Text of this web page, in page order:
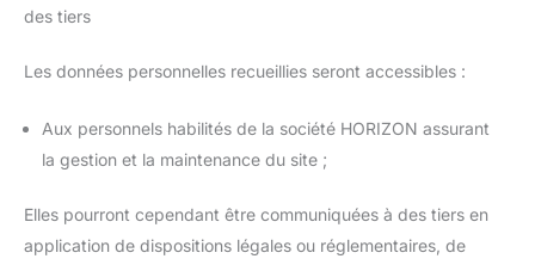
des tiers
Les données personnelles recueillies seront accessibles :
Aux personnels habilités de la société HORIZON assurant
la gestion et la maintenance du site ;
Elles pourront cependant être communiquées à des tiers en
application de dispositions légales ou réglementaires, de